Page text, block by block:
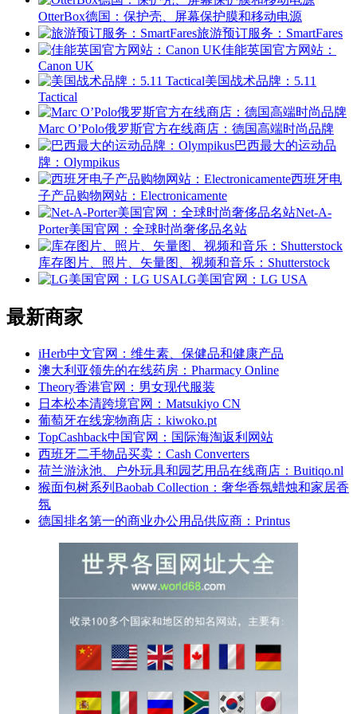
OtterBox德国：保护壳、屏幕保护膜和移动电源
旅游预订服务：SmartFares
佳能英国官方网站：
Canon UK
美国战术品牌：5.11
Tactical
Marc O’Polo俄罗斯官方在线商店：德国高端时尚品牌
巴西最大的运动品
牌：Olympikus
西班牙电
子产品购物网站：Electronicamente
Net-A-
Porter美国官网：全球时尚奢侈品名站
库存图片、照片、矢量图、视频和音乐：Shutterstock
LG美国官网：LG USA
最新商家
iHerb中文官网：维生素、保健品和健康产品
澳大利亚领先的在线药房：Pharmacy Online
Theory香港官网：男女现代服装
日本松本清跨境官网：Matsukiyo CN
葡萄牙在线宠物商店：kiwoko.pt
TopCashback中国官网：国际海淘返利网站
西班牙二手物品买卖：Cash Converters
荷兰游泳池、户外玩具和园艺用品在线商店：Buitiqo.nl
猴面包树系列Baobab Collection：奢华香氛蜡烛和家居香
氛
德国排名第一的商业办公用品供应商：Printus